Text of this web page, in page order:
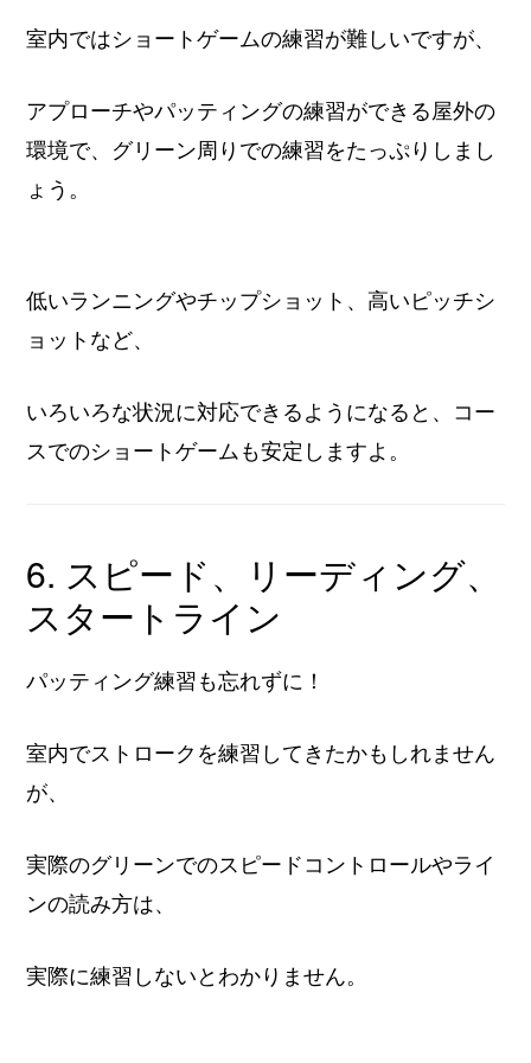
室内ではショートゲームの練習が難しいですが、
アプローチやパッティングの練習ができる屋外の
環境で、グリーン周りでの練習をたっぷりしまし
ょう。
低いランニングやチップショット、高いピッチシ
ョットなど、
いろいろな状況に対応できるようになると、コー
スでのショートゲームも安定しますよ。
6. スピード、リーディング、
スタートライン
パッティング練習も忘れずに！
室内でストロークを練習してきたかもしれません
が、
実際のグリーンでのスピードコントロールやライ
ンの読み方は、
実際に練習しないとわかりません。